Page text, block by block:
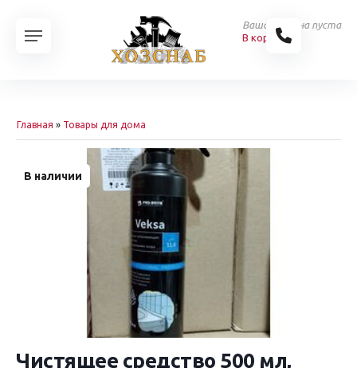
Ваша корзина пуста
В корзину
Главная » Товары для дома
В наличии
Чистящее средство 500 мл,